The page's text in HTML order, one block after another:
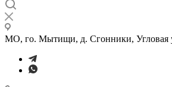
МО, го. Мытищи, д. Сгонники, Угловая